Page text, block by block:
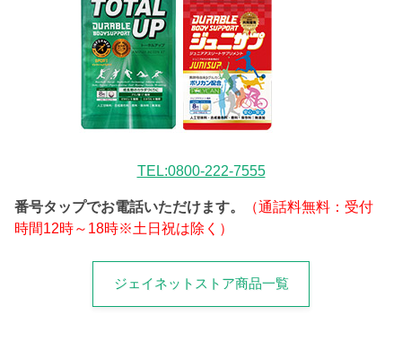
TEL:0800-222-7555
番号タップでお電話いただけます。
（通話料無料：受付
時間12時～18時※土日祝は除く）
ジェイネットストア商品一覧